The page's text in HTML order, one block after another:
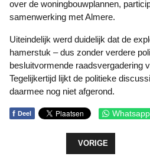
over de woningbouwplannen,
samenwerking met Almere.
Uiteindelijk werd duidelijk dat de exploitatiebegroting zelf als
hamerstuk – dus zonder verdere
besluitvormende raadsvergadering
Tegelijkertijd lijkt de politieke
daarmee nog niet afgerond.
f Deel Whatsapp
VORIG ARTIKEL:
VORIGE